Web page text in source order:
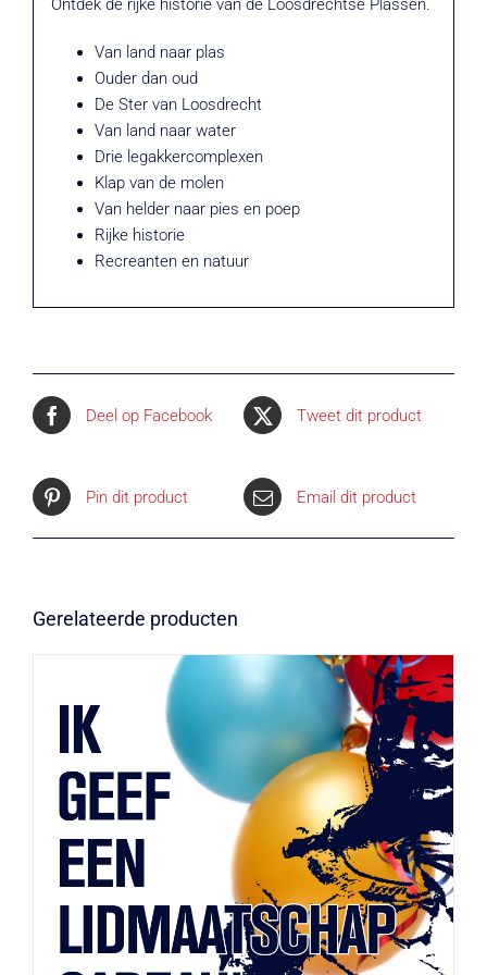
Van land naar plas
Ouder dan oud
De Ster van Loosdrecht
Van land naar water
Drie legakkercomplexen
Klap van de molen
Van helder naar pies en poep
Rijke historie
Recreanten en natuur
Deel op Facebook Tweet dit product
Pin dit product Email dit product
Gerelateerde producten